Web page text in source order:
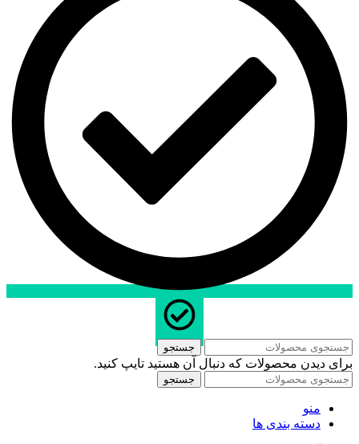
جستجو
برای دیدن محصولات که دنبال آن هستید تایپ کنید.
جستجو
منو
دسته بندی ها